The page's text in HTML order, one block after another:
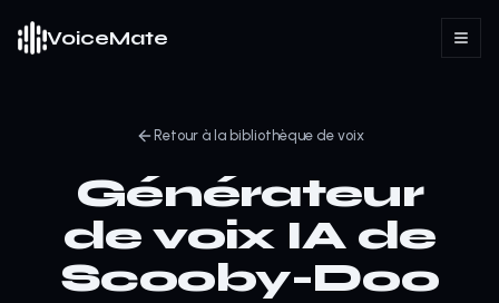
VoiceMate
Retour à la bibliothèque de voix
Générateur
de voix IA de
Scooby-Doo